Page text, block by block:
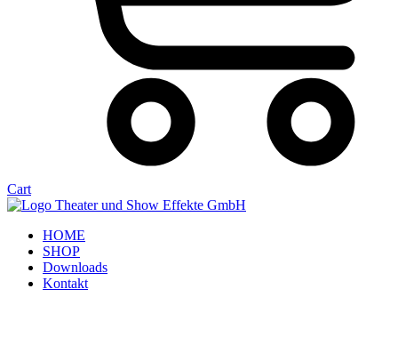
Cart
HOME
SHOP
Downloads
Kontakt